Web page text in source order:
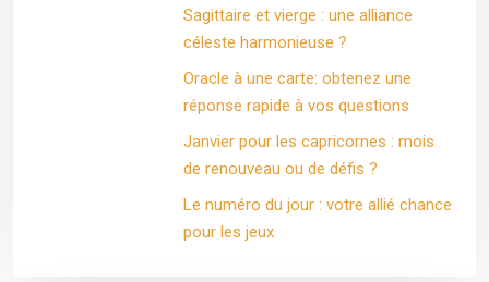
Sagittaire et vierge : une alliance
céleste harmonieuse ?
Oracle à une carte: obtenez une
réponse rapide à vos questions
Janvier pour les capricornes : mois
de renouveau ou de défis ?
Le numéro du jour : votre allié chance
pour les jeux